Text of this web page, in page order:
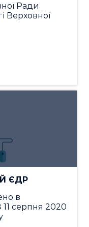
Ради
Верховної
ЄДР
в
серпня 2020